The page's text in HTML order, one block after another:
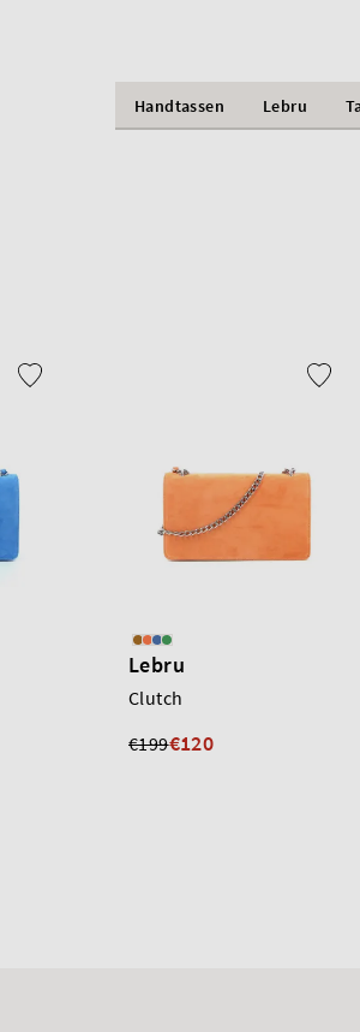
Handtassen Lebru
Lebru
Clutch
€199€120